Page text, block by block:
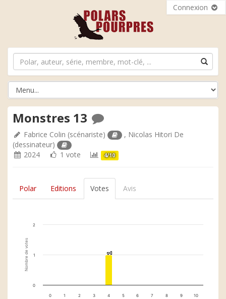
Connexion
Monstres 13
Fabrice Colin (scénariste) , Nicolas Hitori De
(dessinateur)
2024
1 vote 4/10
Polar Editions Votes Avis
Nombre de votes 1
1
0 1 2 3 4 5 6 7 8 9 10
0
1
2